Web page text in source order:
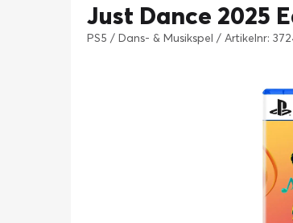
Just Dance 2025
PS5 / Dans- & Musikspel / Artikelnr: